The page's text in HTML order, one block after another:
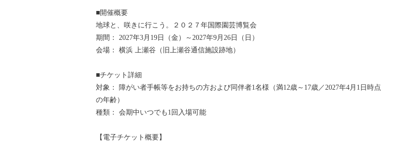
■開催概要
地球と、咲きに行こう。２０２７年国際園芸博覧会
期間： 2027年3月19日（金）～2027年9月26日（日）
会場： 横浜 上瀬谷（旧上瀬谷通信施設跡地）
■チケット詳細
対象： 障がい者手帳等をお持ちの方および同伴者1名様（満12歳～17歳／2027年4月1日時点
の年齢）
種類： 会期中いつでも1回入場可能
【電子チケット概要】